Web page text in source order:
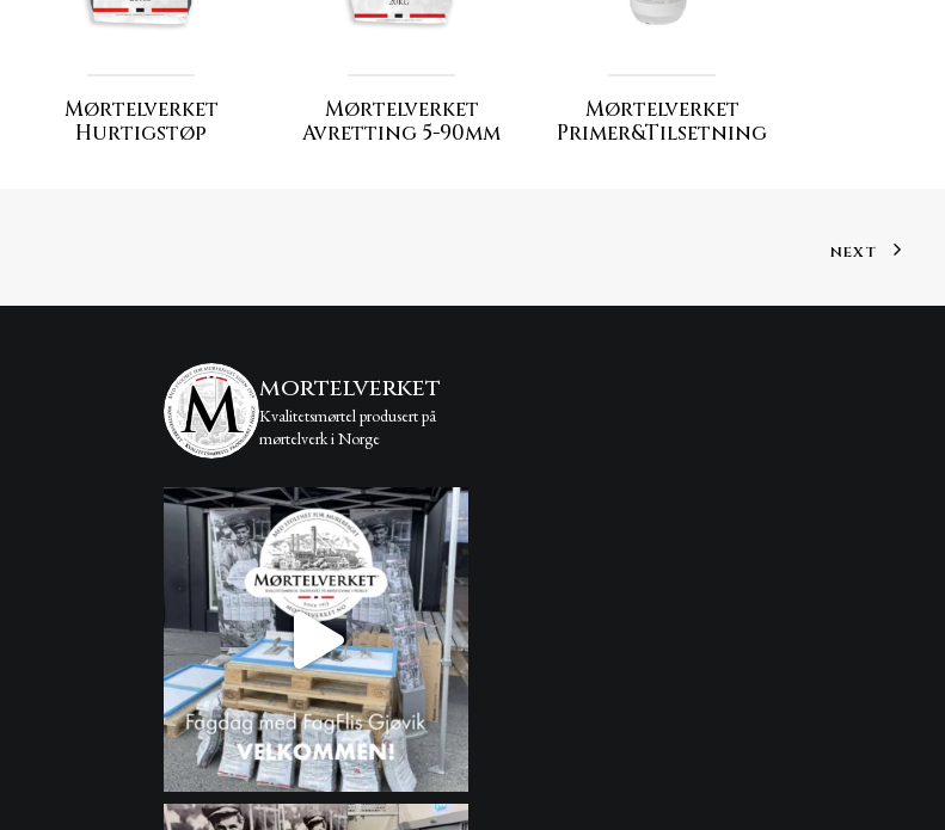
Mørtelverket
Hurtigstøp
Mørtelverket
Avretting 5-90mm
Mørtelverket
Primer&Tilsetning
NEXT
mortelverket
Kvalitetsmørtel produsert på
mørtelverk i Norge